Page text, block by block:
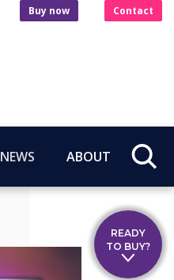
Buy now Contact
NEWS ABOUT
READY
TO BUY?